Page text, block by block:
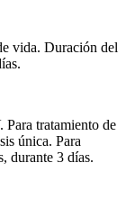
vida. Duración del
tratamiento de
única. Para
durante 3 días.